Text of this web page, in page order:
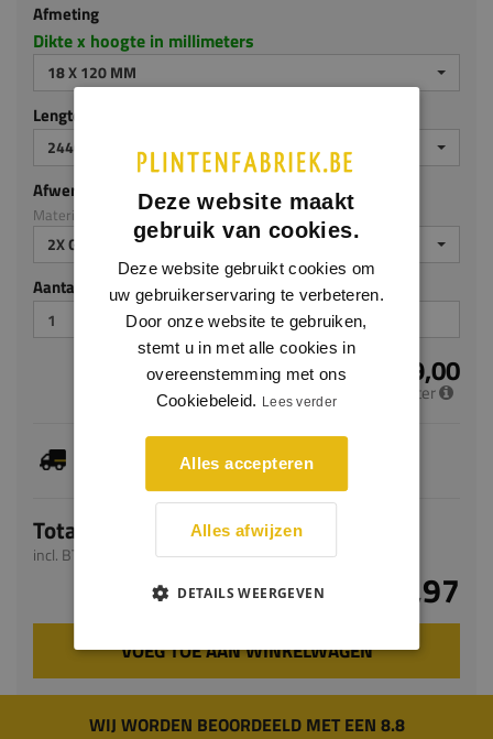
Afmeting
Dikte x hoogte in millimeters
18 X 120 MM
Lengte (mm)
2440 MM
Afwerking
Materiaal: MDF v313
2X GEGROND
Aantal stuks
€ 9,00
per meter
levertijd bedraagt 7-9 werkdagen
Totaal
incl. BTW
€ 21,97
VOEG TOE AAN WINKELWAGEN
WIJ WORDEN BEOORDEELD MET EEN 8.8
Deze website maakt
gebruik van cookies.
Deze website gebruikt cookies om
uw gebruikerservaring te verbeteren.
Door onze website te gebruiken,
stemt u in met alle cookies in
overeenstemming met ons
Cookiebeleid. Lees verder
Alles accepteren
Alles afwijzen
DETAILS WEERGEVEN